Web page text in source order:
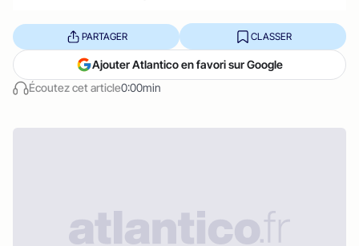
Écoutez cet article0:00min
PARTAGER CLASSER
Ajouter Atlantico en favori sur Google